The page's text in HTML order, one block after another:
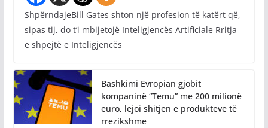
ShpërndajeBill Gates shton një profesion të katërt që,
sipas tij, do t’i mbijetojë Inteligjencës Artificiale Rritja
e shpejtë e Inteligjencës
Bashkimi Evropian gjobit
kompaninë “Temu” me 200 milionë
euro, lejoi shitjen e produkteve të
rrezikshme